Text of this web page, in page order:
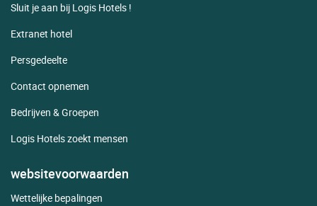
Sluit je aan bij Logis Hotels !
Extranet hotel
Persgedeelte
Contact opnemen
Bedrijven & Groepen
Logis Hotels zoekt mensen
websitevoorwaarden
Wettelijke bepalingen